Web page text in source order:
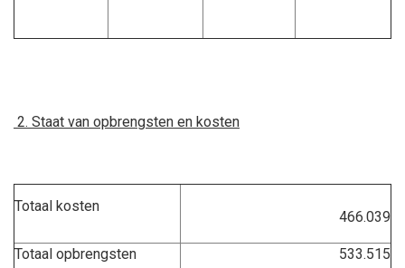
2. Staat van opbrengsten en kosten
Totaal kosten
466.039
Totaal opbrengsten 533.515